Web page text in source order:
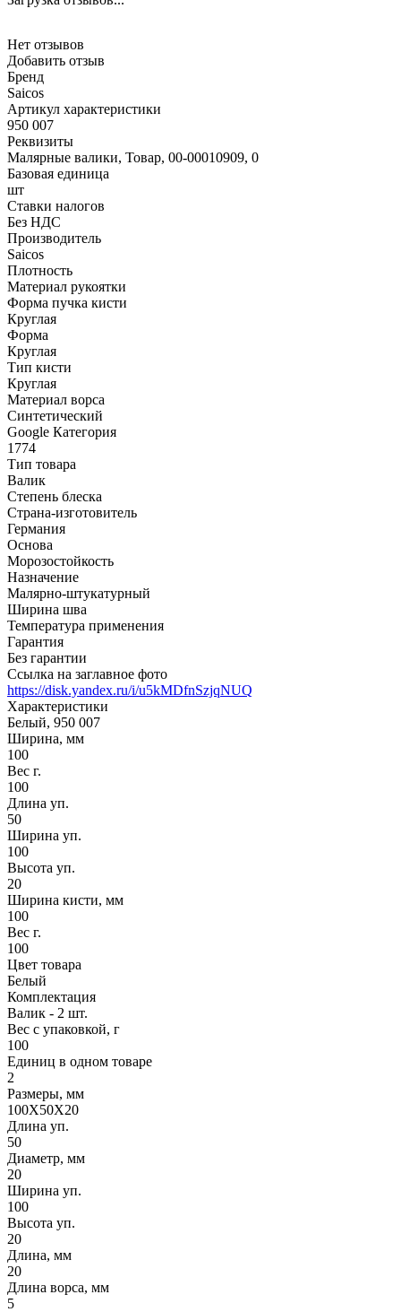
Нет отзывов
Добавить отзыв
Бренд
Saicos
Артикул характеристики
950 007
Реквизиты
Малярные валики, Товар, 00-00010909, 0
Базовая единица
шт
Ставки налогов
Без НДС
Производитель
Saicos
Плотность
Материал рукоятки
Форма пучка кисти
Круглая
Форма
Круглая
Тип кисти
Круглая
Материал ворса
Синтетический
Google Категория
1774
Тип товара
Валик
Степень блеска
Страна-изготовитель
Германия
Основа
Морозостойкость
Назначение
Малярно-штукатурный
Ширина шва
Температура применения
Гарантия
Без гарантии
Ссылка на заглавное фото
https://disk.yandex.ru/i/u5kMDfnSzjqNUQ
Характеристики
Белый, 950 007
Ширина, мм
100
Вес г.
100
Длина уп.
50
Ширина уп.
100
Высота уп.
20
Ширина кисти, мм
100
Вес г.
100
Цвет товара
Белый
Комплектация
Валик - 2 шт.
Вес с упаковкой, г
100
Единиц в одном товаре
2
Размеры, мм
100X50X20
Длина уп.
50
Диаметр, мм
20
Ширина уп.
100
Высота уп.
20
Длина, мм
20
Длина ворса, мм
5